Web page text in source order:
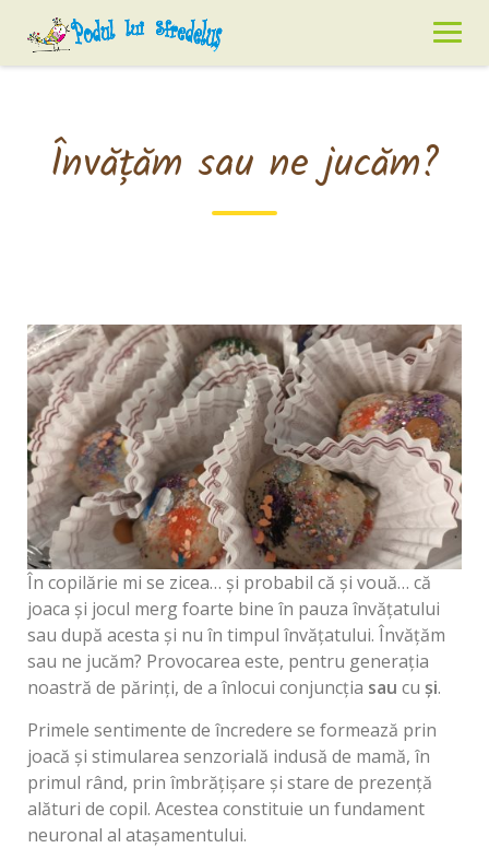
content
Învățăm sau ne jucăm?
În copilărie mi se zicea… și probabil că și vouă… că
joaca și jocul merg foarte bine în pauza învățatului
sau după acesta și nu în timpul învățatului. Învățăm
sau ne jucăm? Provocarea este, pentru generația
noastră de părinți, de a înlocui conjuncția sau cu și.
Primele sentimente de încredere se formează prin
joacă și stimularea senzorială indusă de mamă, în
primul rând, prin îmbrățișare și stare de prezență
alături de copil. Acestea constituie un fundament
neuronal al atașamentului.